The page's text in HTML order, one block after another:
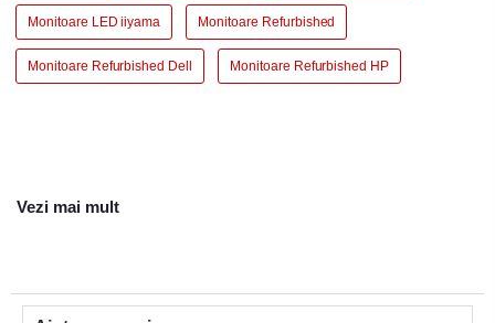
Monitoare LED iiyama Monitoare Refurbished
Monitoare Refurbished Dell Monitoare Refurbished HP
Vezi mai mult